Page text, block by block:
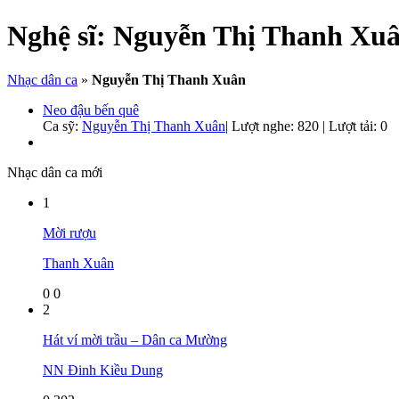
Nghệ sĩ: Nguyễn Thị Thanh
Nhạc dân ca » Nguyễn Thị Thanh Xuân
Neo đậu bến quê
Ca sỹ: Nguyễn Thị Thanh Xuân| Lượt nghe: 820 | Lượt tải: 0
Nhạc dân ca mới
1
Mời rượu
Thanh Xuân
0 0
2
Hát ví mời trầu – Dân ca Mường
NN Đinh Kiều Dung